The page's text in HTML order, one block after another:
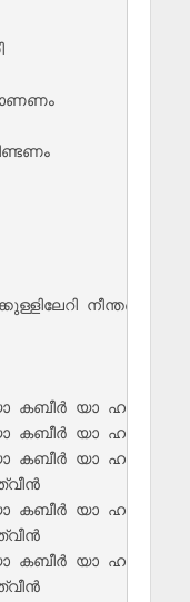
നീന്തണം
കബീർ യാ ഹബീബ്
കബീർ യാ ഹബീബ്
കബീർ യാ ഹബീബ്
കബീർ യാ ഹബീബ്
കബീർ യാ ഹബീബ്